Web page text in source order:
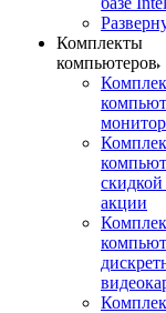
Комплекты
компьютеров
акции